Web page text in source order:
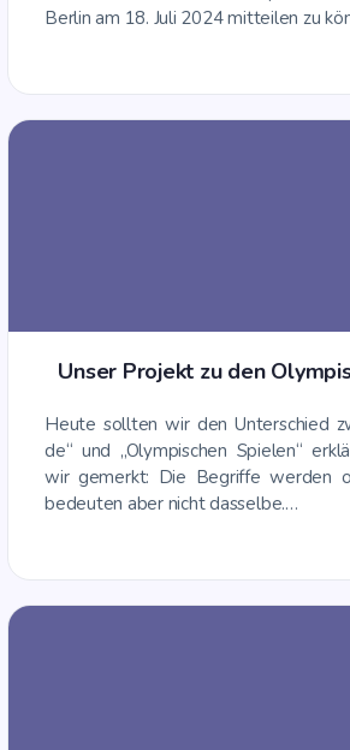
Ber­lin am 18. Juli 2024 mit­tei­len zu
Unser Pro­jekt zu den
Heu­te soll­ten wir den Unter­schied
de“ und „Olym­pi­schen Spie­len“
wir gemerkt: Die Begrif­fe wer­den
bedeu­ten aber nicht dasselbe.…